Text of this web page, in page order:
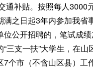
通补贴。按照每人3000
满之日起3年内参加我
位公开招聘的，笔试成
“三支一扶”大学生，在
7个市（不含山区县）